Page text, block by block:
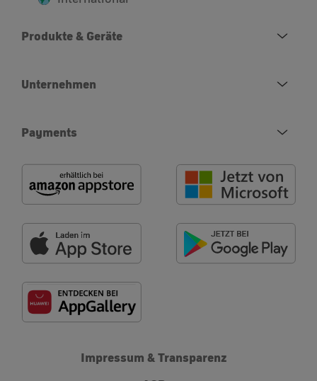
Produkte & Geräte
Unternehmen
Payments
Impressum & Transparenz